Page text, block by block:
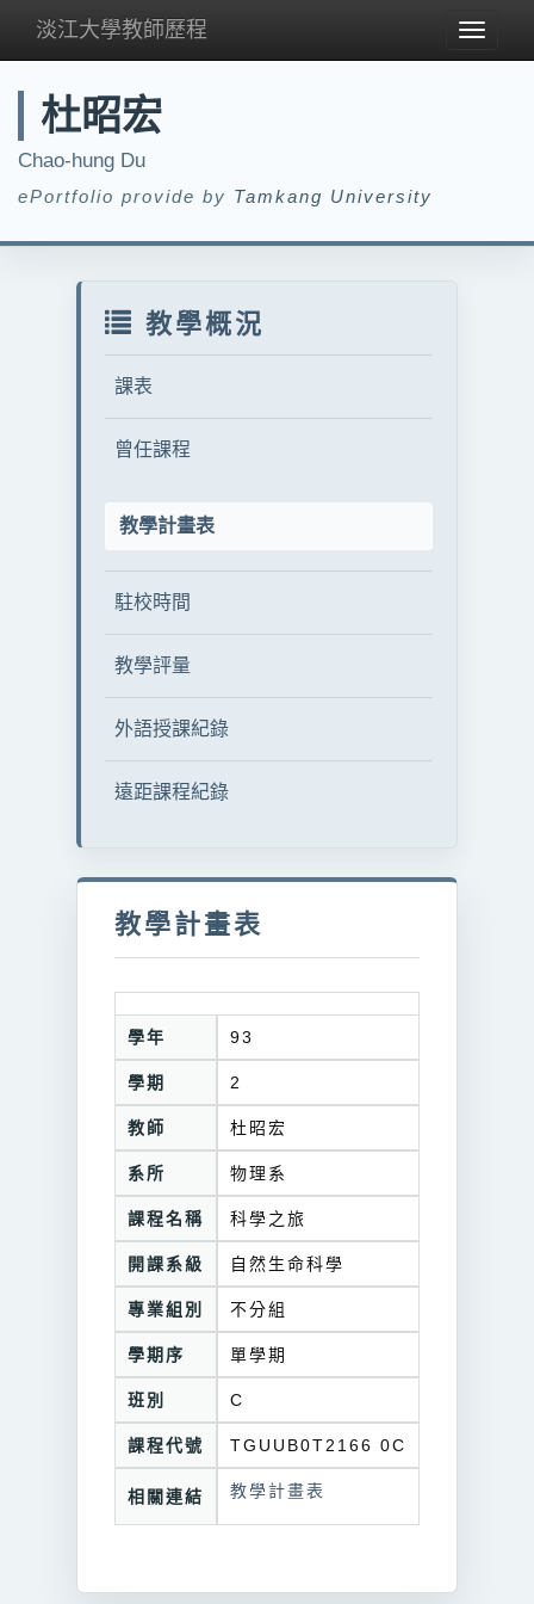
Toggle
淡江大學教師歷程
杜昭宏
Chao-hung Du
ePortfolio provide by Tamkang University
教學概況
課表
曾任課程
教學計畫表
駐校時間
教學評量
外語授課紀錄
遠距課程紀錄
教學計畫表
學年 93
學期 2
教師 杜昭宏
系所 物理系
課程名稱 科學之旅
開課系級 自然生命科學
專業組別 不分組
學期序 單學期
班別 C
課程代號 TGUUB0T2166 0C
相關連結 教學計畫表